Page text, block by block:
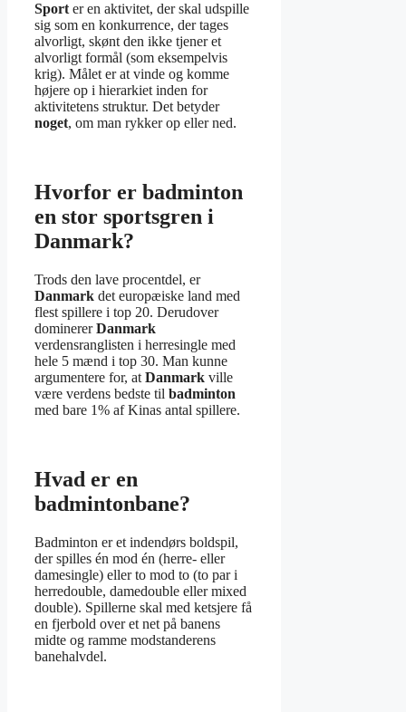
Sport er en aktivitet, der skal udspille
sig som en konkurrence, der tages
alvorligt, skønt den ikke tjener et
alvorligt formål (som eksempelvis
krig). Målet er at vinde og komme
højere op i hierarkiet inden for
aktivitetens struktur. Det betyder
noget, om man rykker op eller ned.
Hvorfor er badminton
en stor sportsgren i
Danmark?
Trods den lave procentdel, er
Danmark det europæiske land med
flest spillere i top 20. Derudover
dominererDanmark
verdensranglisten i herresingle med
hele 5 mænd i top 30. Man kunne
argumentere for, at Danmark ville
være verdens bedste til badminton
med bare 1% af Kinas antal spillere.
Hvad er en
badmintonbane?
Badminton er et indendørs boldspil,
der spilles én mod én (herre- eller
damesingle) eller to mod to (to par i
herredouble, damedouble eller mixed
double). Spillerne skal med ketsjere få
en fjerbold over et net på banens
midte og ramme modstanderens
banehalvdel.